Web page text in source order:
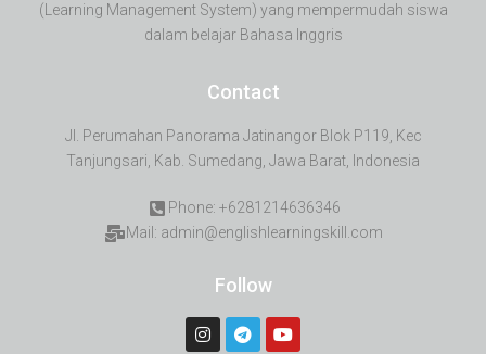
(Learning Management System) yang mempermudah siswa
dalam belajar Bahasa Inggris
Contact
Jl. Perumahan Panorama Jatinangor Blok P119, Kec
Tanjungsari, Kab. Sumedang, Jawa Barat, Indonesia
Phone: +6281214636346
Mail: admin@englishlearningskill.com
Follow